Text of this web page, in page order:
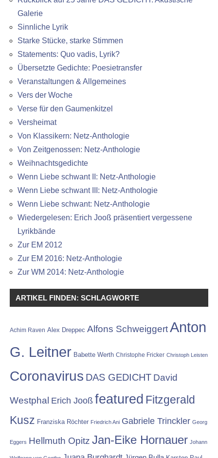
Galerie
Sinnliche Lyrik
Starke Stücke, starke Stimmen
Statements: Quo vadis, Lyrik?
Übersetzte Gedichte: Poesietransfer
Veranstaltungen & Allgemeines
Vers der Woche
Verse für den Gaumenkitzel
Versheimat
Von Klassikern: Netz-Anthologie
Von Zeitgenossen: Netz-Anthologie
Weihnachtsgedichte
Wenn Liebe schwant II: Netz-Anthologie
Wenn Liebe schwant III: Netz-Anthologie
Wenn Liebe schwant: Netz-Anthologie
Wiedergelesen: Erich Jooß präsentiert vergessene
Lyrikbände
Zur EM 2012
Zur EM 2016: Netz-Anthologie
Zur WM 2014: Netz-Anthologie
ARTIKEL FINDEN: SCHLAGWORTE
Achim Raven Alex Dreppec Alfons SchweiggertAnton
G. Leitner Babette Werth Christophe Fricker Christoph Leisten
Coronavirus DAS GEDICHT David
Westphal Erich Jooß featured Fitzgerald
Kusz Franziska Röchter Friedrich Ani Gabriele Trinckler Georg
Eggers Hellmuth Opitz Jan-Eike Hornauer Johann